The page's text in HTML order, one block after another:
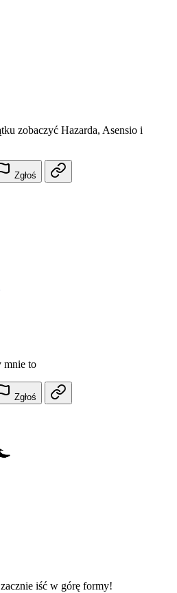
zobaczyć Hazarda, Asensio i
Zgłoś
mnie to
Zgłoś
iść w górę formy!